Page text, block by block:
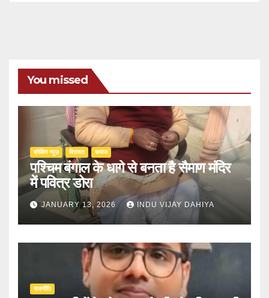
You missed
ब्रेकिंग न्यूज़ ‍‍विरासत समाज
पश्चिम बंगाल के धागे से बनता है सैमाण मंदिर
में पवित्र डोरा
JANUARY 13, 2026 INDU VIJAY DAHIYA
राजनीति